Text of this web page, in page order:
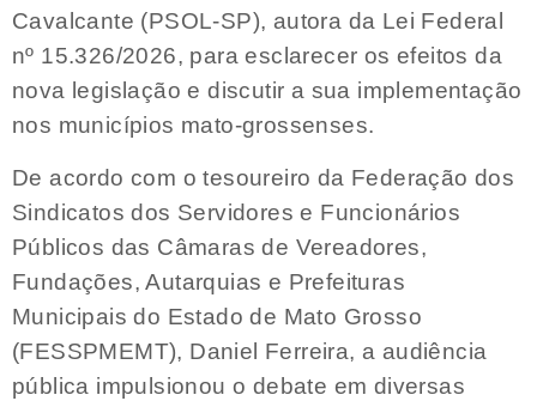
Cavalcante (PSOL-SP), autora da Lei Federal
nº 15.326/2026, para esclarecer os efeitos da
nova legislação e discutir a sua implementação
nos municípios mato-grossenses.
De acordo com o tesoureiro da Federação dos
Sindicatos dos Servidores e Funcionários
Públicos das Câmaras de Vereadores,
Fundações, Autarquias e Prefeituras
Municipais do Estado de Mato Grosso
(FESSPMEMT), Daniel Ferreira, a audiência
pública impulsionou o debate em diversas